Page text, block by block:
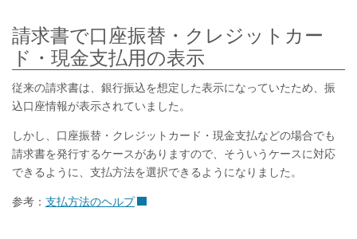
請求書で口座振替・クレジットカー
ド・現金支払用の表示
従来の請求書は、銀行振込を想定した表示になっていたため、振
込口座情報が表示されていました。
しかし、口座振替・クレジットカード・現金支払などの場合でも
請求書を発行するケースがありますので、そういうケースに対応
できるように、支払方法を選択できるようになりました。
参考： 支払方法のヘルプ